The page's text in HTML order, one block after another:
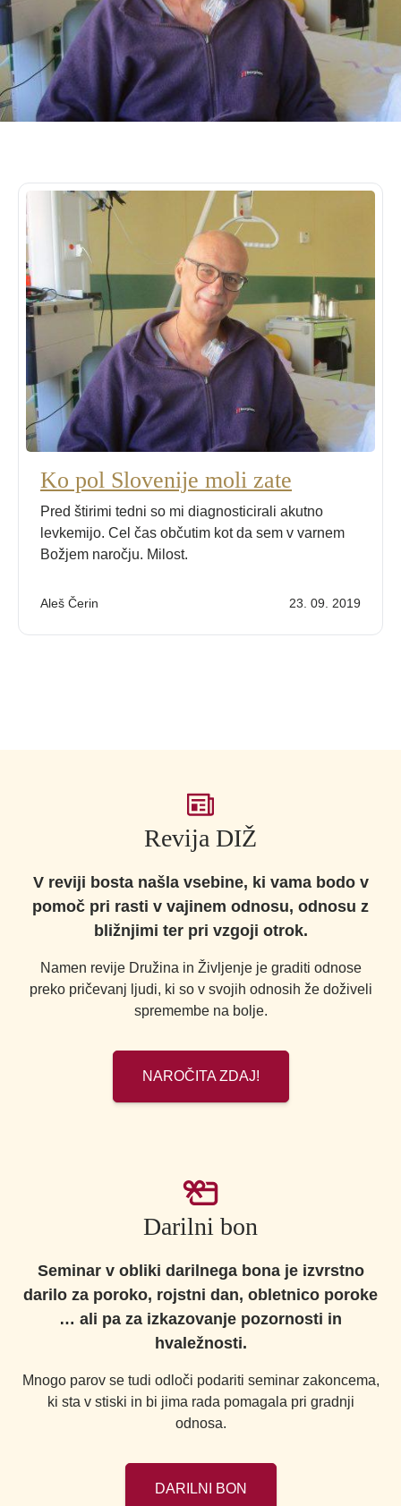
Ko pol Slovenije moli zate
Pred štirimi tedni so mi diagnosticirali akutno
levkemijo. Cel čas občutim kot da sem v varnem
Božjem naročju. Milost.
Aleš Čerin 23. 09. 2019
Revija DIŽ
V reviji bosta našla vsebine, ki vama bodo v
pomoč pri rasti v vajinem odnosu, odnosu z
bližnjimi ter pri vzgoji otrok.
Namen revije Družina in Življenje je graditi odnose
preko pričevanj ljudi, ki so v svojih odnosih že doživeli
spremembe na bolje.
NAROČITA ZDAJ!
Darilni bon
Seminar v obliki darilnega bona je izvrstno
darilo za poroko, rojstni dan, obletnico poroke
… ali pa za izkazovanje pozornosti in
hvaležnosti.
Mnogo parov se tudi odloči podariti seminar zakoncema,
ki sta v stiski in bi jima rada pomagala pri gradnji
odnosa.
DARILNI BON